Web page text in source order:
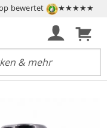
bewertet ★★★★★